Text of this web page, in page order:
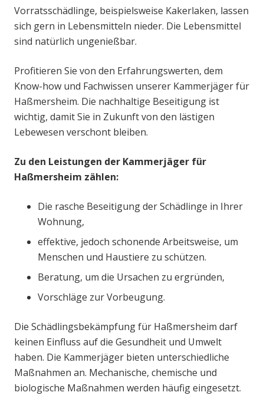
Vorratsschädlinge, beispielsweise Kakerlaken, lassen
sich gern in Lebensmitteln nieder. Die Lebensmittel
sind natürlich ungenießbar.
Profitieren Sie von den Erfahrungswerten, dem
Know-how und Fachwissen unserer Kammerjäger für
Haßmersheim. Die nachhaltige Beseitigung ist
wichtig, damit Sie in Zukunft von den lästigen
Lebewesen verschont bleiben.
Zu den Leistungen der Kammerjäger für
Haßmersheim zählen:
Die rasche Beseitigung der Schädlinge in Ihrer
Wohnung,
effektive, jedoch schonende Arbeitsweise, um
Menschen und Haustiere zu schützen.
Beratung, um die Ursachen zu ergründen,
Vorschläge zur Vorbeugung.
Die Schädlingsbekämpfung für Haßmersheim darf
keinen Einfluss auf die Gesundheit und Umwelt
haben. Die Kammerjäger bieten unterschiedliche
Maßnahmen an. Mechanische, chemische und
biologische Maßnahmen werden häufig eingesetzt.